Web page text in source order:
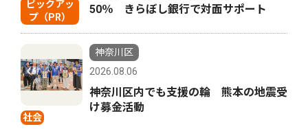
ピックアッ
プ（PR）
50％ きらぼし銀行で対面サポート
社会
神奈川区
2026.08.06
神奈川区内でも支援の輪 熊本の地震受
け募金活動